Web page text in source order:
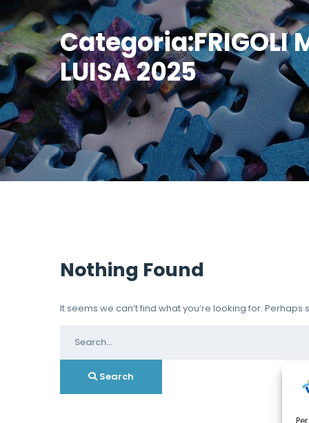
Categoria:FRIGOLI
LUISA 2025
Nothing Found
It seems we can’t find what you’re looking for.
for:
Search